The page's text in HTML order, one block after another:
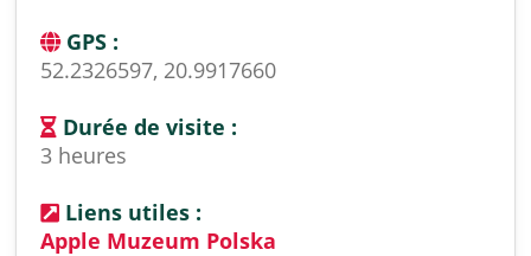
GPS :
52.2326597, 20.9917660
Durée de visite :
3 heures
Liens utiles :
Apple Muzeum Polska